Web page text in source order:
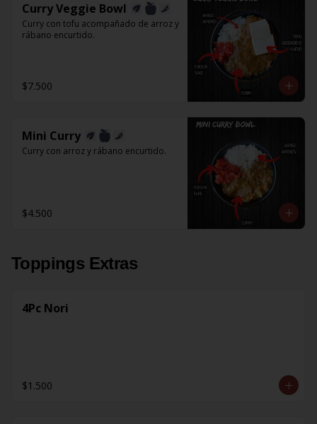
Curry Veggie Bowl
Curry con tofu acompañado de arroz y
rábano encurtido.
$7.500
Mini Curry
Curry con arroz y rábano encurtido.
$4.500
Toppings Extras
4Pc Nori
$1.500